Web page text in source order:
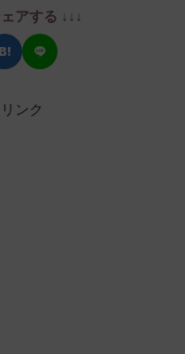
アする ↓↓↓
ンク